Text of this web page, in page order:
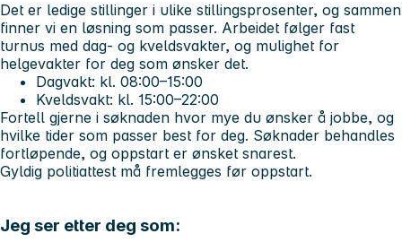
Det er ledige stillinger i ulike stillingsprosenter, og sammen
finner vi en løsning som passer. Arbeidet følger fast
turnus med dag- og kveldsvakter, og mulighet for
helgevakter for deg som ønsker det.
Dagvakt: kl. 08:00–15:00
Kveldsvakt: kl. 15:00–22:00
Fortell gjerne i søknaden hvor mye du ønsker å jobbe, og
hvilke tider som passer best for deg. Søknader behandles
fortløpende, og oppstart er ønsket snarest.
Gyldig politiattest må fremlegges før oppstart.
Jeg ser etter deg som: